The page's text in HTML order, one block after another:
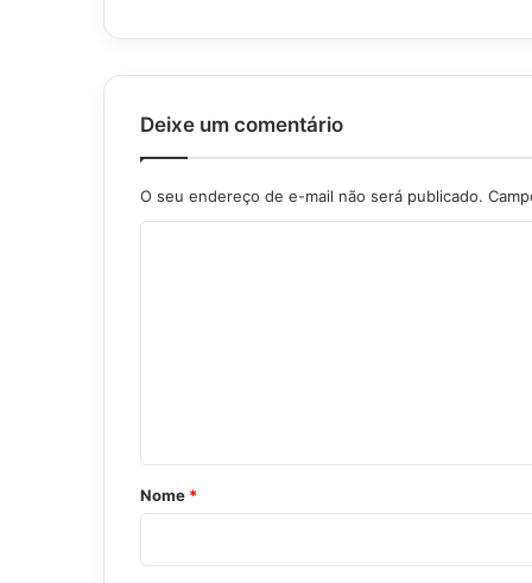
Deixe um comentário
O seu endereço de e-mail não será publicado.
r
o
Nome *